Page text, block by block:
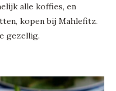
alle koffies, en
kopen bij Mahlefitz.
gezellig.